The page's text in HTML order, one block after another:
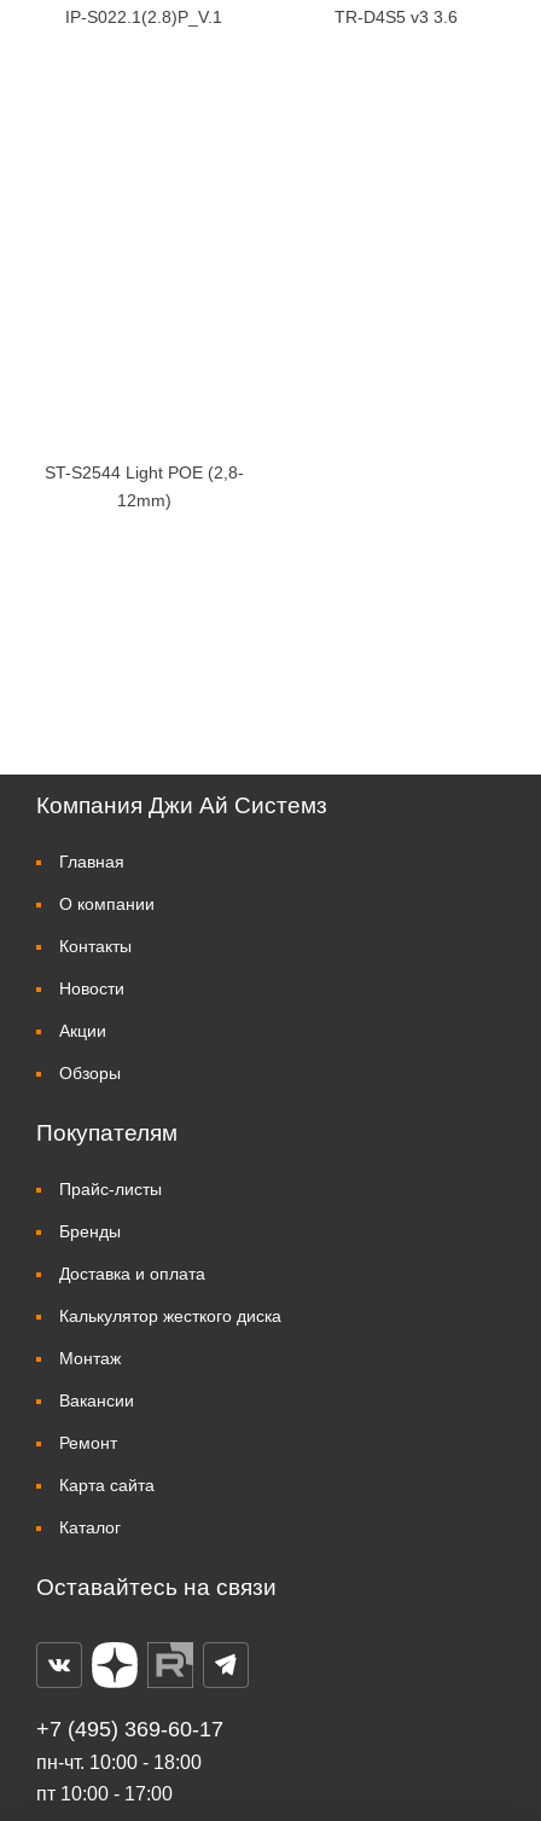
IP-S022.1(2.8)P_V.1 TR-D4S5 v3 3.6
ST-S2544 Light POE (2,8-
12mm)
Компания Джи Ай Системз
Главная
О компании
Контакты
Новости
Акции
Обзоры
Покупателям
Прайс-листы
Бренды
Доставка и оплата
Калькулятор жесткого диска
Монтаж
Вакансии
Ремонт
Карта сайта
Каталог
Оставайтесь на связи
+7 (495) 369-60-17
пн-чт. 10:00 - 18:00
пт 10:00 - 17:00